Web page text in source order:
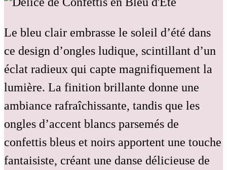
Le bleu clair embrasse le soleil d’été dans
ce design d’ongles ludique, scintillant d’un
éclat radieux qui capte magnifiquement la
lumière. La finition brillante donne une
ambiance rafraîchissante, tandis que les
ongles d’accent blancs parsemés de
confettis bleus et noirs apportent une touche
fantaisiste, créant une danse délicieuse de